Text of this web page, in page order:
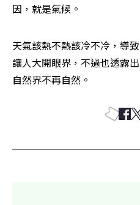
因，就是氣候。
天氣該熱不熱該冷不冷，導
讓人大開眼界，不過也透露
自然界不再自然。